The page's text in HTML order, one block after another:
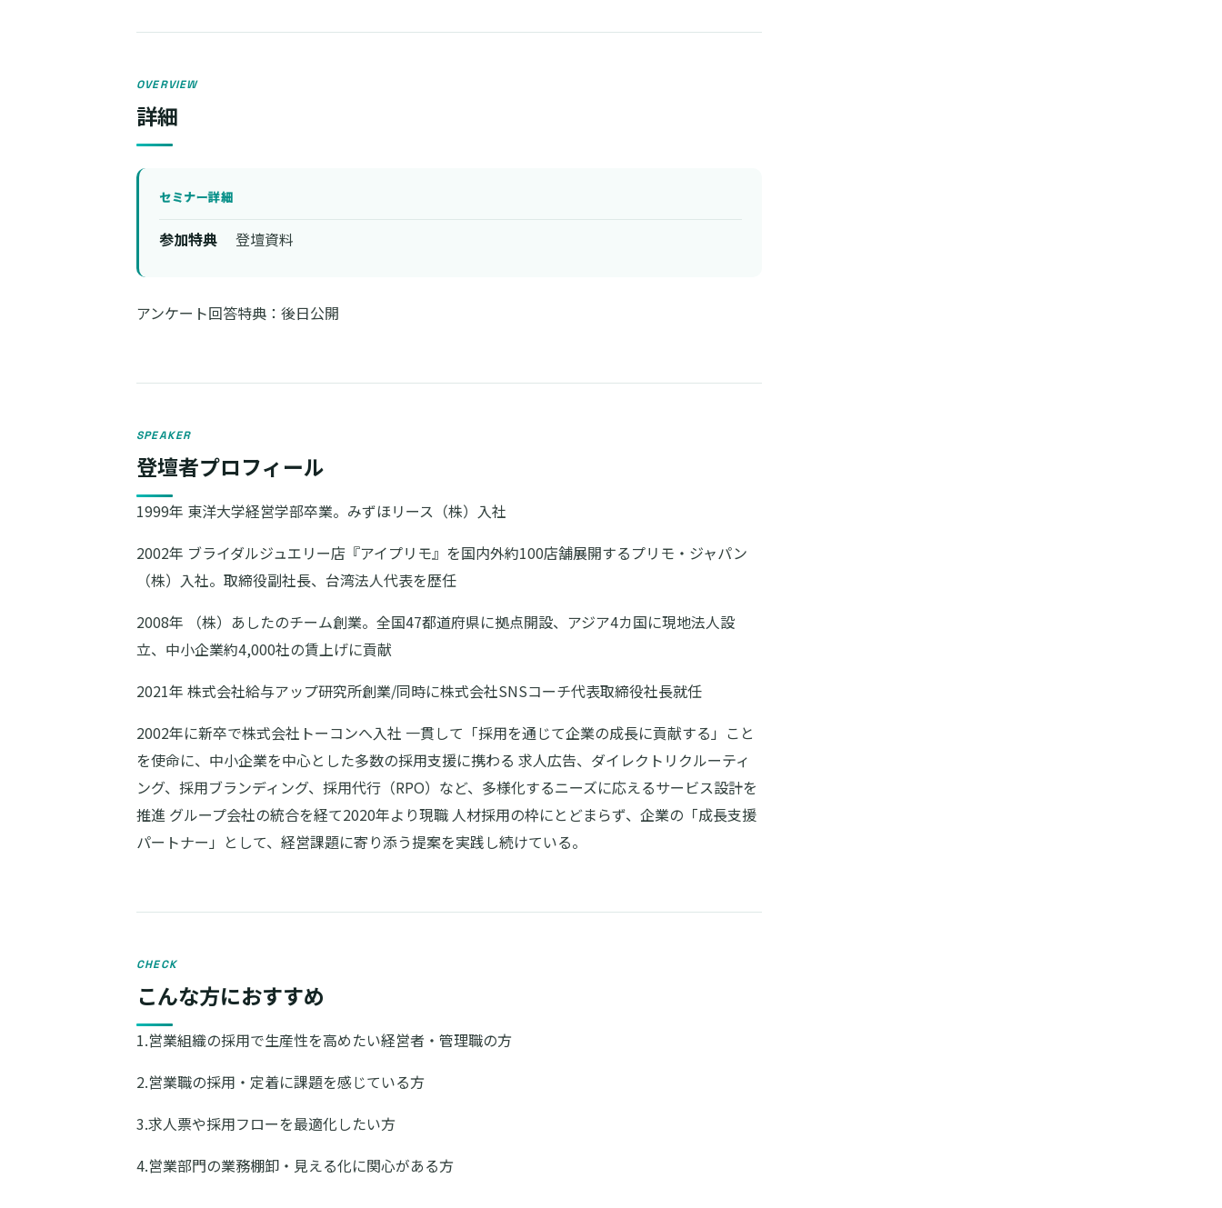
OVERVIEW
詳細
セミナー詳細
参加特典 登壇資料
アンケート回答特典：後日公開
SPEAKER
登壇者プロフィール
1999年 東洋大学経営学部卒業。みずほリース（株）入社
2002年 ブライダルジュエリー店『アイプリモ』を国内外約100店舗展開するプリモ・ジャパン
（株）入社。取締役副社長、台湾法人代表を歴任
2008年 （株）あしたのチーム創業。全国47都道府県に拠点開設、アジア4カ国に現地法人設
立、中小企業約4,000社の賃上げに貢献
2021年 株式会社給与アップ研究所創業/同時に株式会社SNSコーチ代表取締役社長就任
2002年に新卒で株式会社トーコンへ入社 一貫して「採用を通じて企業の成長に貢献する」こと
を使命に、中小企業を中心とした多数の採用支援に携わる 求人広告、ダイレクトリクルーティ
ング、採用ブランディング、採用代行（RPO）など、多様化するニーズに応えるサービス設計を
推進 グループ会社の統合を経て2020年より現職 人材採用の枠にとどまらず、企業の「成長支援
パートナー」として、経営課題に寄り添う提案を実践し続けている。
CHECK
こんな方におすすめ
1.営業組織の採用で生産性を高めたい経営者・管理職の方
2.営業職の採用・定着に課題を感じている方
3.求人票や採用フローを最適化したい方
4.営業部門の業務棚卸・見える化に関心がある方